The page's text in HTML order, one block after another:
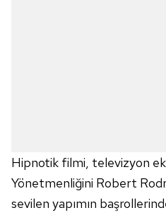
Hipnotik filmi, televizyon
Yönetmenliğini Robert
sevilen yapımın